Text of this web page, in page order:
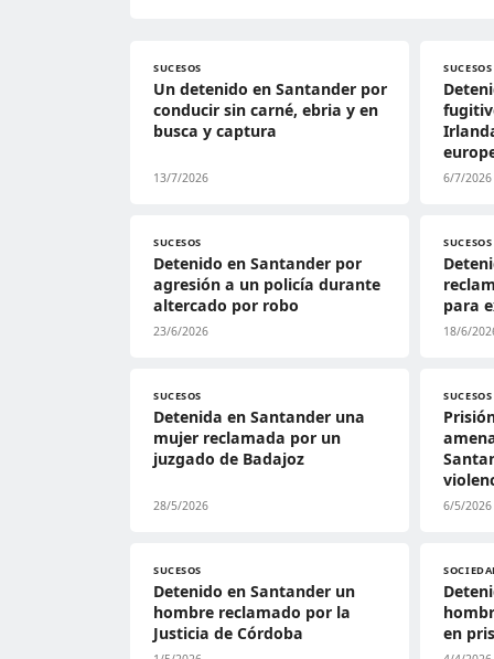
SUCESOS
Un detenido en Santander por
conducir sin carné, ebria y en
busca y captura
13/7/2026
SUCESOS
6/7/2026
SUCESOS
Detenido en Santander por
agresión a un policía durante
altercado por robo
23/6/2026
SUCESOS
para
18/6/
SUCESOS
Detenida en Santander una
mujer reclamada por un
juzgado de Badajoz
28/5/2026
SUCESOS
6/5/2026
SUCESOS
Detenido en Santander un
hombre reclamado por la
Justicia de Córdoba
en